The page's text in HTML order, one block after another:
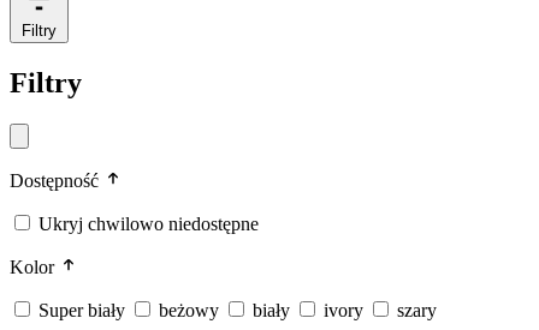
Filtry
Filtry
Dostępność
Ukryj chwilowo niedostępne
Kolor
Super biały beżowy biały ivory szary